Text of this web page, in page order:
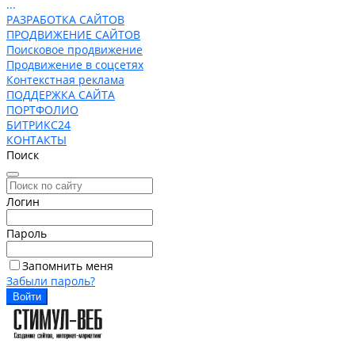
...
РАЗРАБОТКА САЙТОВ
ПРОДВИЖЕНИЕ САЙТОВ
Поисковое продвижение
Продвижение в соцсетях
Контекстная реклама
ПОДДЕРЖКА САЙТА
ПОРТФОЛИО
БИТРИКС24
КОНТАКТЫ
Поиск
Логин
Пароль
Запомнить меня
Забыли пароль?